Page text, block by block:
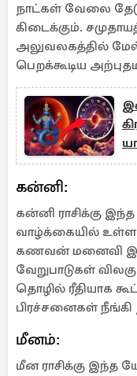
நாட்கள் வேலை
கிடைக்கும்.
அலுவலகத்தில் மேல்
பெறக்கூடிய
கன்னி:
கன்னி ராசிக்கு
வாழ்க்கையில் உள்ள
கணவன் மனைவி
வேறுபாடுகள்
தொழில் ரீதியாக
பிரச்சனைகள்
மீனம்:
மீன ராசிக்கு இந்த